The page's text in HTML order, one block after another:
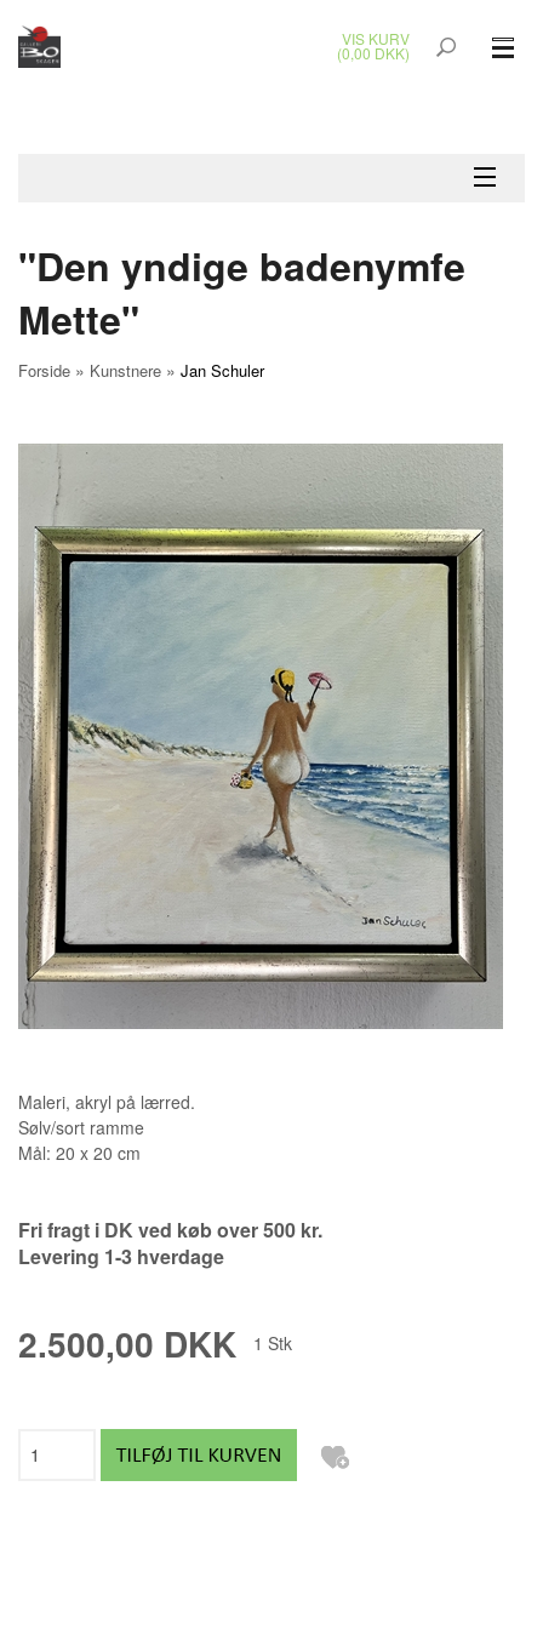
VIS KURV
(0,00 DKK)
BRONZEKUNST
UDENDØRS KUNST
GAVEKORT
KUNSTNERE
KUNSTTRYK OG KORT
FIGURER
★ ★ ★ ★ ★
FORSIDE GAVEKORT
ERHVERVSINDRETNING OM
KONTAKT
"Den yndige badenymfe
Mette"
Forside » Kunstnere » Jan Schuler
Maleri, akryl på lærred.
Sølv/sort ramme
Mål: 20 x 20 cm
Fri fragt i DK ved køb over 500 kr.
Levering 1-3 hverdage
2.500,00 DKK 1 Stk